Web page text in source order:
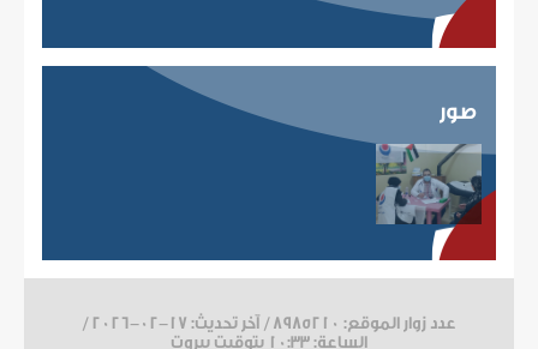
صور
عدد زوار الموقع: 8985210 / آخر تحديث: 2026-02-17
/
الساعة: 10:33 بتوقيت بيروت